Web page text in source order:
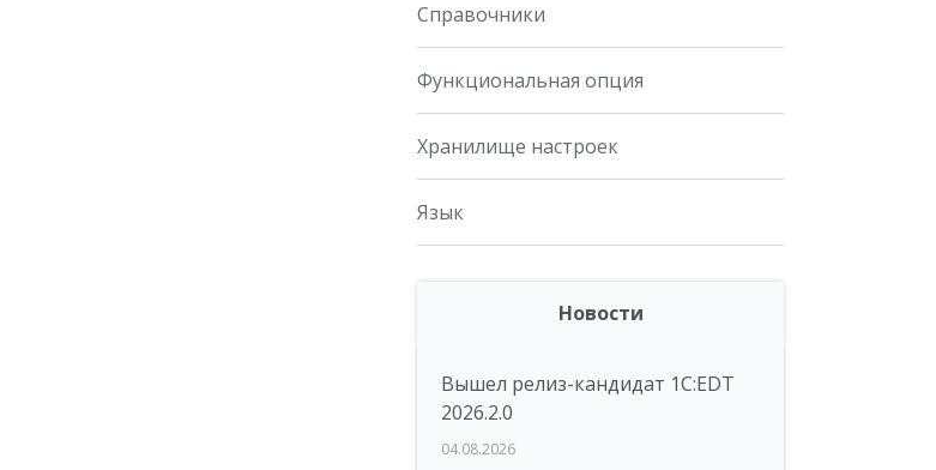
Справочники
Функциональная опция
Хранилище настроек
Язык
Новости
Вышел релиз-кандидат 1C:EDT
2026.2.0
04.08.2026